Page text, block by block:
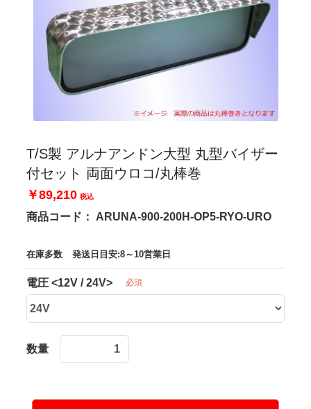
T/S製 アルナアンドン大型 丸型バイザー
付セット 両面ウロコ/丸棒巻
￥89,210 税込
商品コード： ARUNA-900-200H-OP5-RYO-URO
在庫多数 発送日目安:8～10営業日
電圧 <12V / 24V> 必須
数量